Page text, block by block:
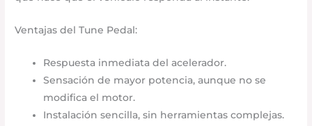
Ventajas del Tune Pedal:
Respuesta inmediata del acelerador.
Sensación de mayor potencia, aunque no se
modifica el motor.
Instalación sencilla, sin herramientas complejas.